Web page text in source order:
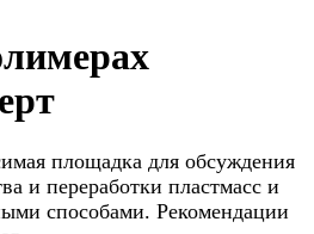
площадка для обсуждения
и переработки пластмасс и
способами. Рекомендации